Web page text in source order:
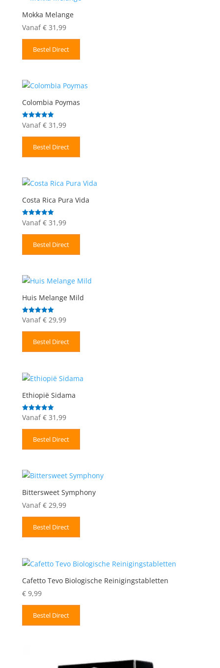
Mokka Melange
Vanaf €31,99
Bestel Direct
Colombia Poymas
Gewaardeerd
5.00
Vanaf €31,99
Bestel Direct
Costa Rica Pura Vida
Gewaardeerd
5.00
Vanaf €31,99
Bestel Direct
Huis Melange Mild
Gewaardeerd
5.00
uit 5
Vanaf €29,99
Bestel Direct
Ethiopië Sidama
Gewaardeerd
5.00
uit 5
Vanaf €31,99
Bestel Direct
Bittersweet Symphony
Vanaf €29,99
Bestel Direct
Cafetto Tevo Biologische Reinigingstabletten
€9,99
Bestel Direct